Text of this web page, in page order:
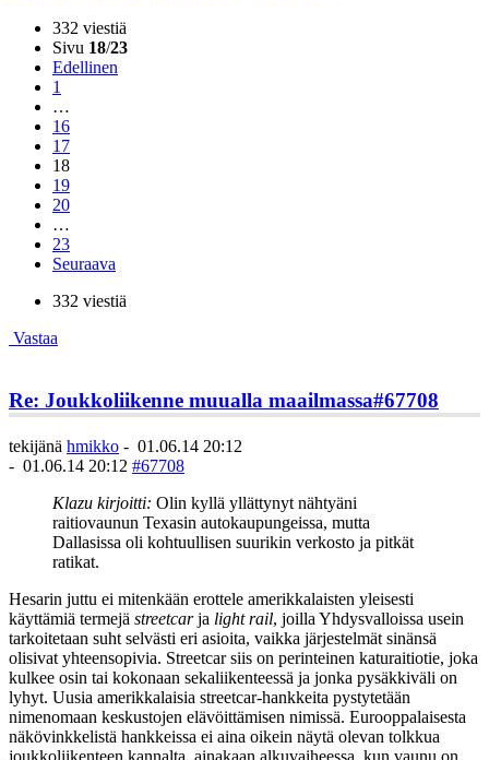
332 viestiä
Sivu 18/23
Edellinen
1
…
16
17
18
19
20
…
23
Seuraava
332 viestiä
Vastaa
Re: Joukkoliikenne muualla maailmassa#67708
tekijänä hmikko - 01.06.14 20:12
- 01.06.14 20:12 #67708
Klazu kirjoitti: Olin kyllä yllättynyt nähtyäni
raitiovaunun Texasin autokaupungeissa, mutta
Dallasissa oli kohtuullisen suurikin verkosto ja pitkät
ratikat.
Hesarin juttu ei mitenkään erottele amerikkalaisten yleisesti
käyttämiä termejä streetcarja light rail, joilla Yhdysvalloissa usein
tarkoitetaan suht selvästi eri asioita, vaikka järjestelmät sinänsä
olisivat yhteensopivia. Streetcar siis on perinteinen katuraitiotie, joka
kulkee osin tai kokonaan sekaliikenteessä ja jonka pysäkkiväli on
lyhyt. Uusia amerikkalaisia streetcar-hankkeita pystytetään
nimenomaan keskustojen elävöittämisen nimissä. Eurooppalaisesta
näkövinkkelistä hankkeissa ei aina oikein näytä olevan tolkkua